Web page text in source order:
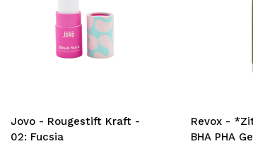
Jovo - Rougestift Kraft -
02: Fucsia
Revox -
BHA PHA